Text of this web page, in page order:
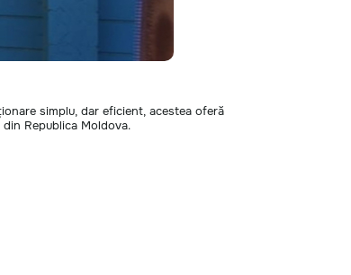
simplu, dar eficient, acestea oferă
Republica Moldova.